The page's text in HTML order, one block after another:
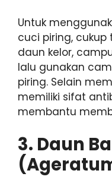
Untuk
cuci piring,
daun kelor,
lalu gunakan
piring. Selain
memiliki sifat
membantu
3. Daun